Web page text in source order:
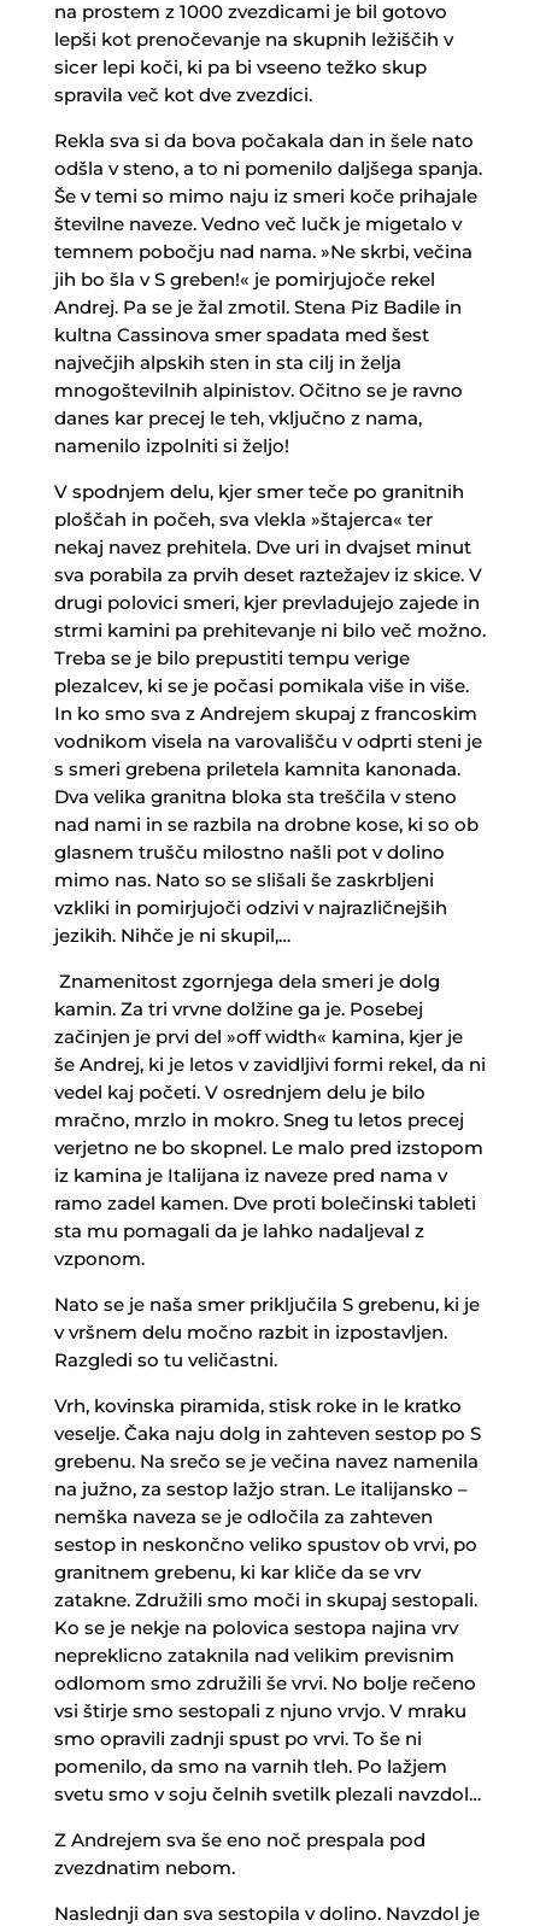
na prostem z 1000 zvezdicami je bil gotovo
lepši kot prenočevanje na skupnih ležiščih v
sicer lepi koči, ki pa bi vseeno težko skup
spravila več kot dve zvezdici.
Rekla sva si da bova počakala dan in šele nato
odšla v steno, a to ni pomenilo daljšega spanja.
Še v temi so mimo naju iz smeri koče prihajale
številne naveze. Vedno več lučk je migetalo v
temnem pobočju nad nama. »Ne skrbi, večina
jih bo šla v S greben!« je pomirjujoče rekel
Andrej. Pa se je žal zmotil. Stena Piz Badile in
kultna Cassinova smer spadata med šest
največjih alpskih sten in sta cilj in želja
mnogoštevilnih alpinistov. Očitno se je ravno
danes kar precej le teh, vključno z nama,
namenilo izpolniti si željo!
V spodnjem delu, kjer smer teče po granitnih
ploščah in počeh, sva vlekla »štajerca« ter
nekaj navez prehitela. Dve uri in dvajset minut
sva porabila za prvih deset raztežajev iz skice. V
drugi polovici smeri, kjer prevladujejo zajede in
strmi kamini pa prehitevanje ni bilo več možno.
Treba se je bilo prepustiti tempu verige
plezalcev, ki se je počasi pomikala više in više.
In ko smo sva z Andrejem skupaj z francoskim
vodnikom visela na varovališču v odprti steni je
s smeri grebena priletela kamnita kanonada.
Dva velika granitna bloka sta treščila v steno
nad nami in se razbila na drobne kose, ki so ob
glasnem trušču milostno našli pot v dolino
mimo nas. Nato so se slišali še zaskrbljeni
vzkliki in pomirjujoči odzivi v najrazličnejših
jezikih. Nihče je ni skupil,…
Znamenitost zgornjega dela smeri je dolg
kamin. Za tri vrvne dolžine ga je. Posebej
začinjen je prvi del »off width« kamina, kjer je
še Andrej, ki je letos v zavidljivi formi rekel, da ni
vedel kaj početi. V osrednjem delu je bilo
mračno, mrzlo in mokro. Sneg tu letos precej
verjetno ne bo skopnel. Le malo pred izstopom
iz kamina je Italijana iz naveze pred nama v
ramo zadel kamen. Dve proti bolečinski tableti
sta mu pomagali da je lahko nadaljeval z
vzponom.
Nato se je naša smer priključila S grebenu, ki je
v vršnem delu močno razbit in izpostavljen.
Razgledi so tu veličastni.
Vrh, kovinska piramida, stisk roke in le kratko
veselje. Čaka naju dolg in zahteven sestop po S
grebenu. Na srečo se je večina navez namenila
na južno, za sestop lažjo stran. Le italijansko –
nemška naveza se je odločila za zahteven
sestop in neskončno veliko spustov ob vrvi, po
granitnem grebenu, ki kar kliče da se vrv
zatakne. Združili smo moči in skupaj sestopali.
Ko se je nekje na polovica sestopa najina vrv
nepreklicno zataknila nad velikim previsnim
odlomom smo združili še vrvi. No bolje rečeno
vsi štirje smo sestopali z njuno vrvjo. V mraku
smo opravili zadnji spust po vrvi. To še ni
pomenilo, da smo na varnih tleh. Po lažjem
svetu smo v soju čelnih svetilk plezali navzdol…
Z Andrejem sva še eno noč prespala pod
zvezdnatim nebom.
Naslednji dan sva sestopila v dolino. Navzdol je